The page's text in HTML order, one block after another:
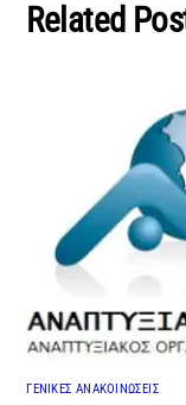
Related
ΓΕΝΙΚΕΣ ΑΝΑΚΟΙΝΩΣΕΙΣ